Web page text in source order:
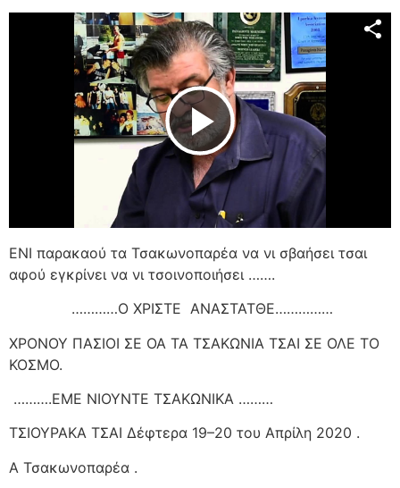
Play Video
ΕΝΙ παρακαού τα Τσακωνοπαρέα να νι σβαήσει τσαι
αφού εγκρίνει να νι τσοινοποιήσει …….
…………Ο ΧΡΙΣΤΕ ΑΝΑΣΤΑΤΘΕ……………
ΧΡΟΝΟΥ ΠΑΣΙΟΙ ΣΕ ΟΑ ΤΑ ΤΣΑΚΩΝΙΑ ΤΣΑΙ ΣΕ ΟΛΕ ΤΟ
ΚΟΣΜΟ.
……….ΕΜΕ ΝΙΟΥΝΤΕ ΤΣΑΚΩΝΙΚΑ ………
ΤΣΙΟΥΡΑΚΑ ΤΣΑΙ Δέφτερα 19–20 του Απρίλη 2020 .
Α Τσακωνοπαρέα .